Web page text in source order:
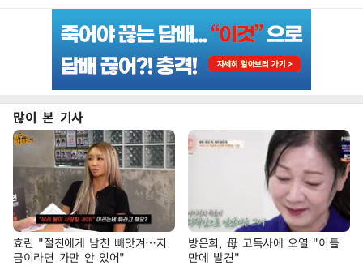
많이 본 기사
효린 "절친에게 남친 빼앗겨…지
금이라면 가만 안 있어"
방은희, 母 고독사에 오열 "이틀
만에 발견"